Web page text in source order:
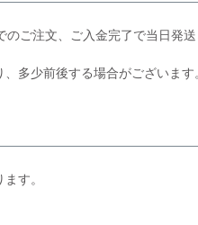
ご注文、ご入金完了で当日発送
多少前後する場合がございます
す。